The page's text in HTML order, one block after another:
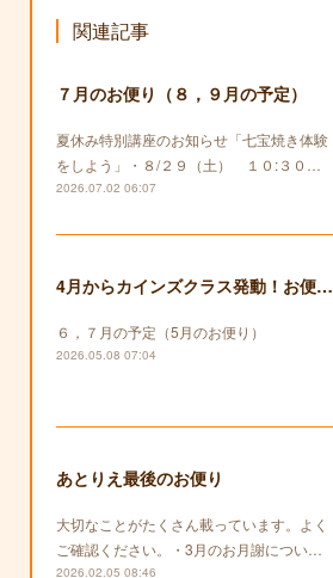
関連記事
７月のお便り（８，９月の予定）
夏休み特別講座のお知らせ「七宝焼き体験
をしよう」・８/２９（土） １０:３０…
2026.07.02 06:07
4月からカインズクラス発動！お便りも復活します！
６，７月の予定（5月のお便り）
2026.05.08 07:04
あとりえ最後のお便り
大切なことがたくさん載っています。よく
ご確認ください。・3月のお月謝につい…
2026.02.05 08:46